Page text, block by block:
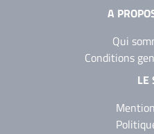
A
Qui
Conditions
LE